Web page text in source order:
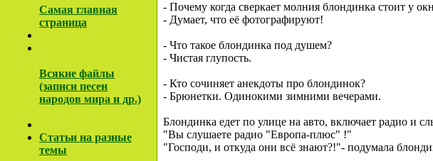
Самая главная
страница
Всякие файлы
(записи песен
народов мира и др.)
Cтатьи на разные
темы
- Почему когда сверкает молния блондинка стоит у
- Думает, что её фотографируют!
- Что такое блондинка под душем?
- Чистая глупость.
- Кто сочиняет анекдоты про блондинок?
- Брюнетки. Одинокими зимними вечерами.
Блондинка едет по улице на авто, включает радио и
"Вы слушаете радио "Европа-плюс" !"
"Господи, и откуда они всё знают?!"- подумала